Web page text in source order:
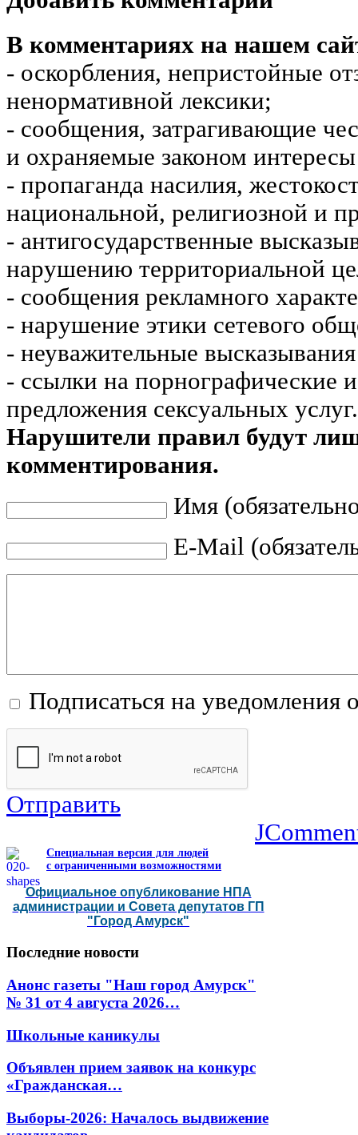
В комментариях на нашем
- оскорбления, непристойные
ненормативной лексики;
- сообщения, затрагивающие
и охраняемые законом
- пропаганда насилия,
национальной, религиозной и
- антигосударственные
нарушению территориальной
- сообщения рекламного
- нарушение этики сетевого
- неуважительные
- ссылки на порнографические
предложения сексуальных услуг.
Нарушители правил будут
комментирования.
Имя
E-Mail
Подписаться на уведомления
Отправить
Специальная версия для людей
с ограниченными возможностями
Официальное опубликование НПА
администрации и Совета депутатов ГП
"Город Амурск"
Последние новости
Анонс газеты "Наш город Амурск"
№ 31 от 4 августа 2026…
Школьные каникулы
Объявлен прием заявок на конкурс
«Гражданская…
Выборы-2026: Началось выдвижение